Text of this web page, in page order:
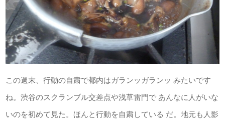
この週末、行動の自粛で都内はガランッガランッ みたいです
ね。渋谷のスクランブル交差点や浅草雷門で あんなに人がいな
いのを初めて見た。ほんと行動を自粛している だ。地元も人影